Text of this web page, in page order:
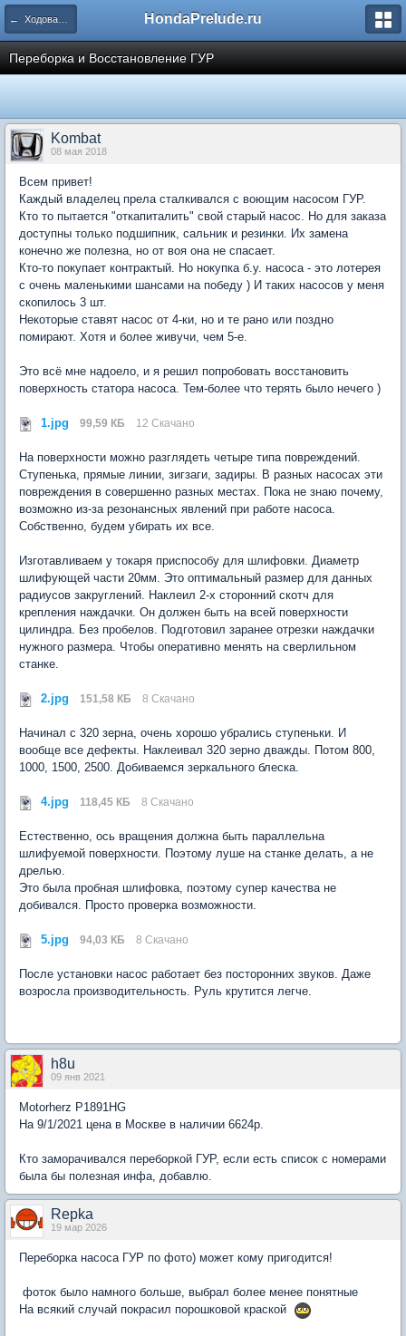
← Ходовая часть\тормоза\рулевое HondaPrelude.ru
Переборка и Восстановление ГУР
Kombat
08 мая 2018
Всем привет!
Каждый владелец прела сталкивался с воющим насосом ГУР.
Кто то пытается "откапиталить" свой старый насос. Но для заказа
доступны только подшипник, сальник и резинки. Их замена
конечно же полезна, но от воя она не спасает.
Кто-то покупает контрактый. Но нокупка б.у. насоса - это лотерея
с очень маленькими шансами на победу ) И таких насосов у меня
скопилось 3 шт.
Некоторые ставят насос от 4-ки, но и те рано или поздно
помирают. Хотя и более живучи, чем 5-е.
Это всё мне надоело, и я решил попробовать восстановить
поверхность статора насоса. Тем-более что терять было нечего )
1.jpg 99,59 КБ 12 Скачано
На поверхности можно разглядеть четыре типа повреждений.
Ступенька, прямые линии, зигзаги, задиры. В разных насосах эти
повреждения в совершенно разных местах. Пока не знаю почему,
возможно из-за резонансных явлений при работе насоса.
Собственно, будем убирать их все.
Изготавливаем у токаря приспособу для шлифовки. Диаметр
шлифующей части 20мм. Это оптимальный размер для данных
радиусов закруглений. Наклеил 2-х сторонний скотч для
крепления наждачки. Он должен быть на всей поверхности
цилиндра. Без пробелов. Подготовил заранее отрезки наждачки
нужного размера. Чтобы оперативно менять на сверлильном
станке.
2.jpg 151,58 КБ 8 Скачано
Начинал с 320 зерна, очень хорошо убрались ступеньки. И
вообще все дефекты. Наклеивал 320 зерно дважды. Потом 800,
1000, 1500, 2500. Добиваемся зеркального блеска.
4.jpg 118,45 КБ 8 Скачано
Естественно, ось вращения должна быть параллельна
шлифуемой поверхности. Поэтому луше на станке делать, а не
дрелью.
Это была пробная шлифовка, поэтому супер качества не
добивался. Просто проверка возможности.
5.jpg 94,03 КБ 8 Скачано
После установки насос работает без посторонних звуков. Даже
возросла производительность. Руль крутится легче.
h8u
09 янв 2021
Motorherz P1891HG
На 9/1/2021 цена в Москве в наличии 6624р.
Кто заморачивался переборкой ГУР, если есть список с номерами
была бы полезная инфа, добавлю.
Repka
19 мар 2026
Переборка насоса ГУР по фото) может кому пригодится!
фоток было намного больше, выбрал более менее понятные
На всякий случай покрасил порошковой краской